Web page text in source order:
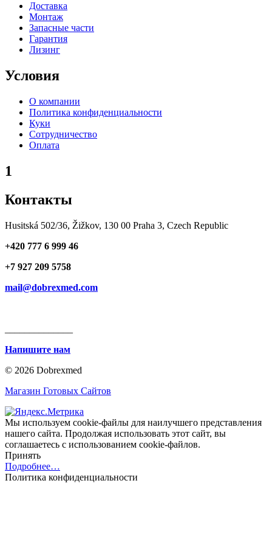
Доставка
Монтаж
Запасные части
Гарантия
Лизинг
Условия
О компании
Политика конфиденциальности
Куки
Сотрудничество
Оплата
1
Контакты
Husitská 502/36, Žižkov, 130 00 Praha 3, Czech Republic
+420 777 6 999 46
+7 927 209 5758
mail@dobrexmed.com
Напишите нам
© 2026 Dobrexmed
Магазин Готовых Сайтов
Мы используем cookie-файлы для наилучшего представления
нашего сайта. Продолжая использовать этот сайт, вы
соглашаетесь с использованием cookie-файлов.
Принять
Подробнее…
Политика конфиденциальности